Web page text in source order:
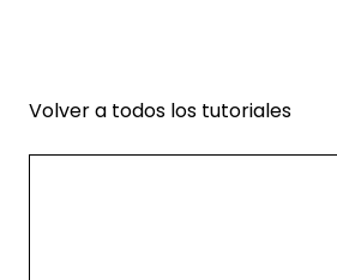
Volver a todos los tutoriales